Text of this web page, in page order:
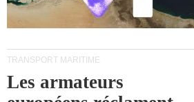
TRANSPORT MARITIME
Les armateurs